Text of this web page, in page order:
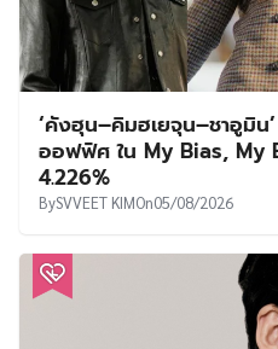
‘คังฮุน–คิมฮเยจุน–ชาอูมิน
ออฟฟิศ ใน My Bias, My
4.226%
BySVVEET KIMOn05/08/2026